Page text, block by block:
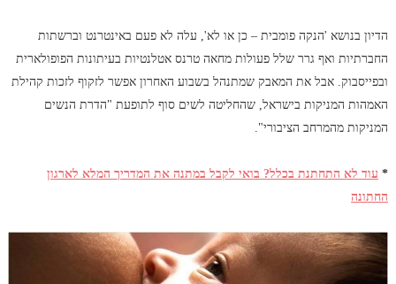
הדיון בנושא 'הנקה פומבית – כן או לא', עלה לא פעם באינטרנט וברשתות
החברתיות ואף גרר שלל פעולות מחאה טרנס אטלנטיות בעיתונות הפופולארית
ובפייסבוק. אבל את המאבק שמתנהל בשבוע האחרון אפשר לזקוף לזכות קהילת
האמהות המניקות בישראל, שהחליטה לשים סוף לתופעת "הדרת הנשים
המניקות מהמרחב הציבורי".
* עוד לא התחתנת בכלל? בואי לקבל במתנה את המדריך המלא לארגון
החתונה